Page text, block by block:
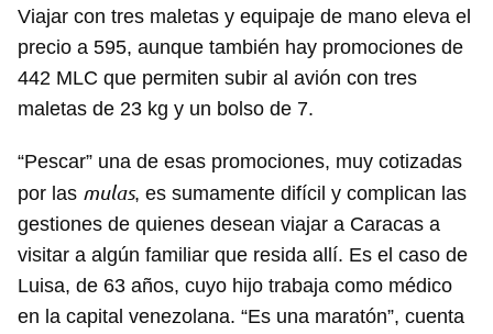
Viajar con tres maletas y equipaje de mano eleva el
precio a 595, aunque también hay promociones de
442 MLC que permiten subir al avión con tres
maletas de 23 kg y un bolso de 7.
“Pescar” una de esas promociones, muy cotizadas
por las mulas, es sumamente difícil y complican las
gestiones de quienes desean viajar a Caracas a
visitar a algún familiar que resida allí. Es el caso de
Luisa, de 63 años, cuyo hijo trabaja como médico
en la capital venezolana. “Es una maratón”, cuenta